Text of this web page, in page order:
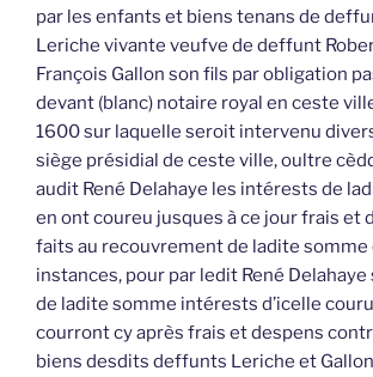
par les enfants et biens tenans de
Leriche vivante veufve de deffunt
François Gallon son fils par obligation
devant (blanc) notaire royal en ceste
1600 sur laquelle seroit intervenu
siège présidial de ceste ville, oultre
audit René Delahaye les intérests de
en ont coureu jusques à ce jour frais et
faits au recouvrement de ladite somme
instances, pour par ledit René
de ladite somme intérests d’icelle
courront cy après frais et despens
biens desdits deffunts Leriche et